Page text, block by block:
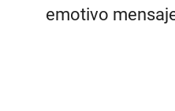
emotivo